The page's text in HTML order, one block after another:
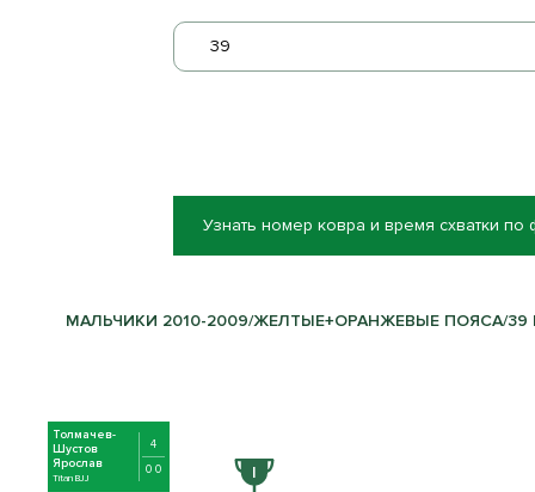
39
Узнать номер ковра и время схватки по
МАЛЬЧИКИ 2010-2009/ЖЕЛТЫЕ+ОРАНЖЕВЫЕ ПОЯСА/39
Толмачев-
Шустов
Ярослав
Titan BJJ
4
0 0